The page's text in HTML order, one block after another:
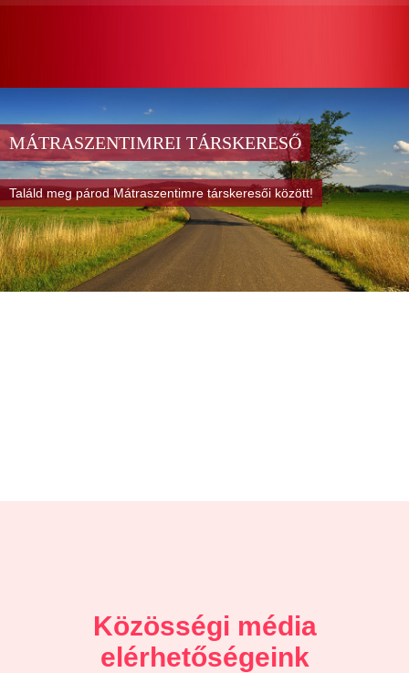
MÁTRASZENTIMREI TÁRSKERESŐ
Találd meg párod Mátraszentimre társkeresői között!
Közösségi média
elérhetőségeink